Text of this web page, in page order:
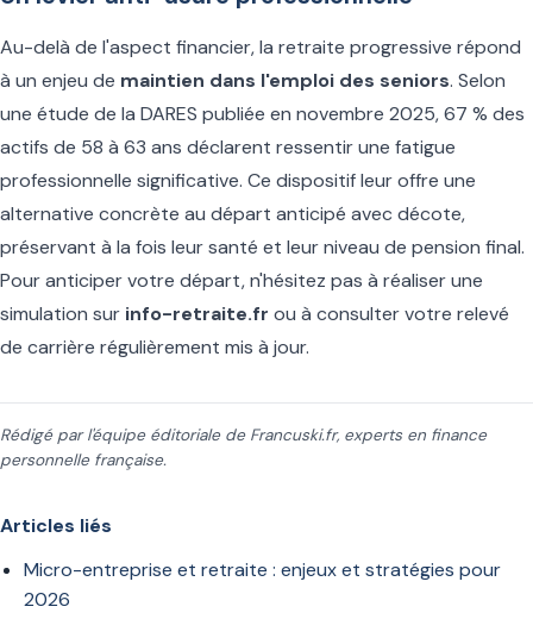
Au-delà de l'aspect financier, la retraite progressive répond
à un enjeu de maintien dans l'emploi des seniors. Selon
une étude de la DARES publiée en novembre 2025, 67 % des
actifs de 58 à 63 ans déclarent ressentir une fatigue
professionnelle significative. Ce dispositif leur offre une
alternative concrète au départ anticipé avec décote,
préservant à la fois leur santé et leur niveau de pension final.
Pour anticiper votre départ, n'hésitez pas à réaliser une
simulation sur info-retraite.fr ou à consulter votre relevé
de carrière régulièrement mis à jour.
Rédigé par l'équipe éditoriale de Francuski.fr, experts en finance
personnelle française.
Articles liés
Micro-entreprise et retraite : enjeux et stratégies pour
2026